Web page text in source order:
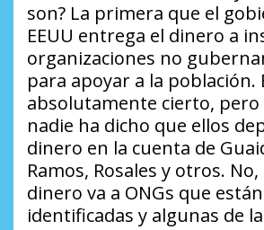
son? La primera que el
EEUU entrega el dinero a
organizaciones no
para apoyar a la población.
absolutamente cierto, pero
nadie ha dicho que ellos
dinero en la cuenta de
Ramos, Rosales y otros.
dinero va a ONGs que
identificadas y algunas de